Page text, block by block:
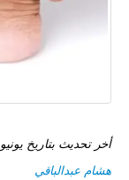
أخر تحديث بتاريخ يونيو 1, 2026 | تمت المراجعة الطبية بواسطة:
هشام عبدالباقي